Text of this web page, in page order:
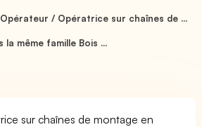
/ Opératrice sur chaînes de ...
même famille Bois ...
sur chaînes de montage en